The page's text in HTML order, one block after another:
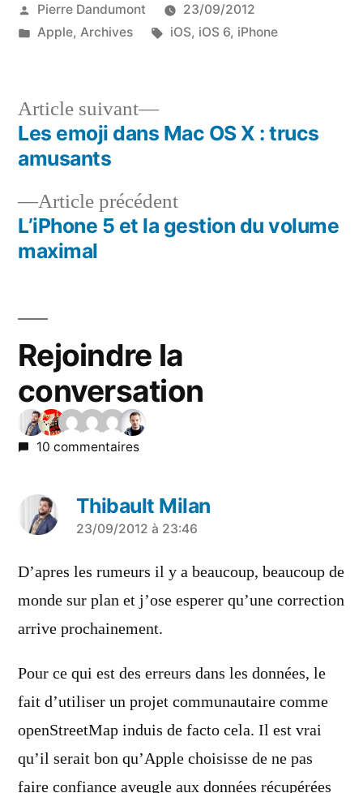
Publié
par
Pierre Dandumont
23/09/2012
Publié
Apple, Archives Étiquettes :
iOS, iOS 6, iPhone
Navigation
l’article
Article précédentArticle
précédent :
L’iPhone 5 et la gestion du volume
maximal
Article suivant
Article
suivant :
Les emoji dans Mac OS X : trucs
amusants
Rejoindre la
conversation
10 commentaires
Thibault Milan
a
dit :
23/09/2012 à 23:46
D’apres les rumeurs il y a beaucoup, beaucoup de
monde sur plan et j’ose esperer qu’une correction
arrive prochainement.
Pour ce qui est des erreurs dans les données, le
fait d’utiliser un projet communautaire comme
openStreetMap induis de facto cela. Il est vrai
qu’il serait bon qu’Apple choisisse de ne pas
faire confiance aveugle aux données récupérées